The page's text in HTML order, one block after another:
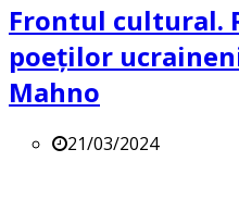
Frontul cultural.
poeților
Mahno
21/03/2024